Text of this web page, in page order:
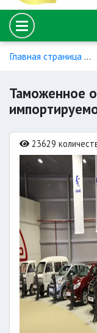
Главная страница
Таможенное
23629